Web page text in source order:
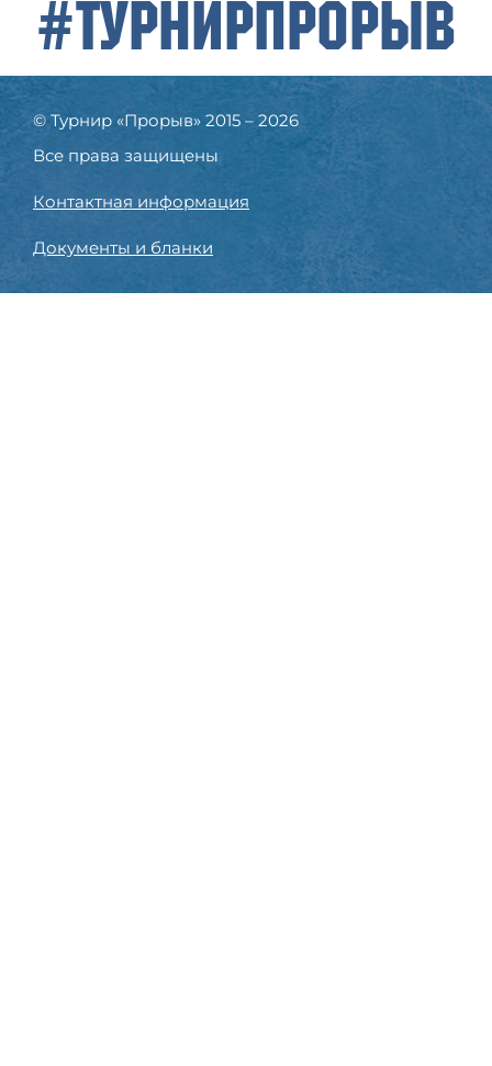
#ТурнирПрорыв
© Турнир «Прорыв» 2015 – 2026
Все права защищены
Контактная информация
Документы и бланки